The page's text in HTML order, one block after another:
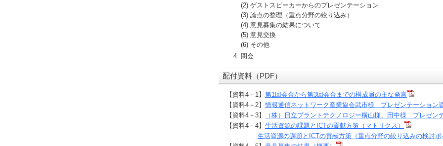
(2) ゲストスピーカーからのプレゼンテーション
(3) 論点の整理（重点分野の絞り込み）
(4) 意見募集の結果について
(5) 意見交換
(6) その他
閉会
配付資料（PDF）
【資料4－1】 第1回会合から第3回会合までの構成員の主な発言
【資料4－2】情報通信ネットワーク産業協会武市様 プレゼンテーション
【資料4－3】
（株）日立プラントテクノロジー横山様、田中様 プレゼン
【資料4－4】 生活資源の課題とICTの貢献方策（マトリクス）
生活資源の課題とICTの貢献方策（重点分野の絞り込みの検討ポ